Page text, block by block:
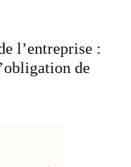
l’entreprise :
de